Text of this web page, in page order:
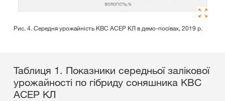
Рис. 4. Середня урожайність КВС АСЕР КЛ в демо-посівах, 2019 р.
Таблиця 1. Показники середньої залікової
урожайності по гібриду соняшника КВС
АСЕР КЛ